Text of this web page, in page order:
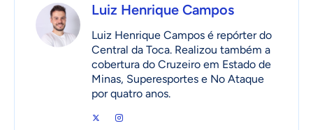
Luiz Henrique Campos
Luiz Henrique Campos é repórter do
Central da Toca. Realizou também a
cobertura do Cruzeiro em Estado de
Minas, Superesportes e No Ataque
por quatro anos.